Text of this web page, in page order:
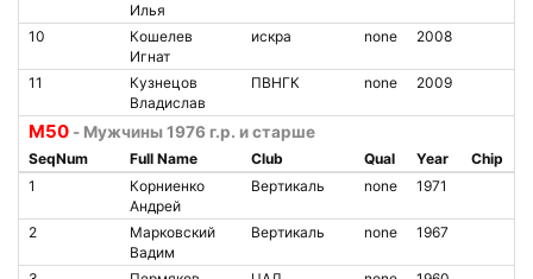
Илья
10
Кошелев
Игнат
искра none 2008
11
Кузнецов
Владислав
ПВНГК none 2009
M50 - Мужчины 1976 г.р. и старше
SeqNum Full Name Club Qual Year
Chip
1
Корниенко
Андрей
Вертикаль none 1971
2
Марковский
Вадим
Вертикаль none 1967